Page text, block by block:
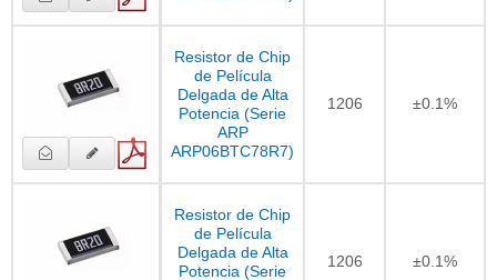
Resistor de Chip
de Película
Delgada de Alta
Potencia (Serie
ARP
ARP06BTC78R7)
1206 ±0.1%
Resistor de Chip
de Película
Delgada de Alta
Potencia (Serie
1206 ±0.1%